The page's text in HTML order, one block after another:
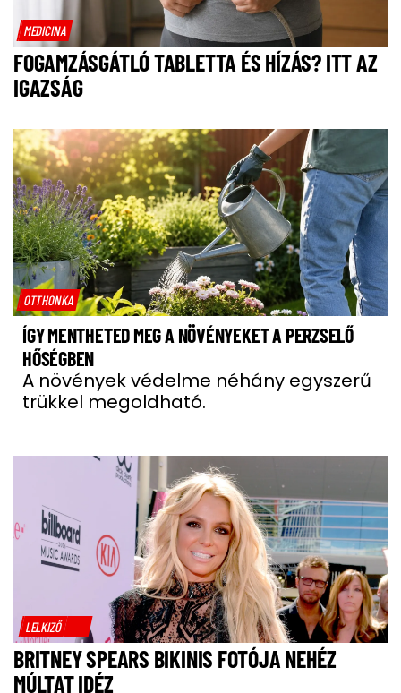
MEDICINA
FOGAMZÁSGÁTLÓ TABLETTA ÉS HÍZÁS? ITT AZ
IGAZSÁG
OTTHONKA
ÍGY MENTHETED MEG A NÖVÉNYEKET A PERZSELŐ
HŐSÉGBEN
A növények védelme néhány egyszerű
trükkel megoldható.
LELKIZŐ
BRITNEY SPEARS BIKINIS FOTÓJA NEHÉZ
MÚLTAT IDÉZ